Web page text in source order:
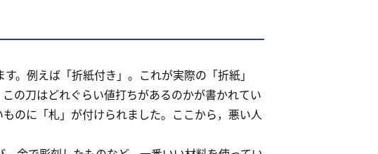
。例えば「折紙付き」。これが実際の「折紙」
の刀はどれぐらい値打ちがあるのかが書かれてい
のに「札」が付けられました。ここから，悪い人